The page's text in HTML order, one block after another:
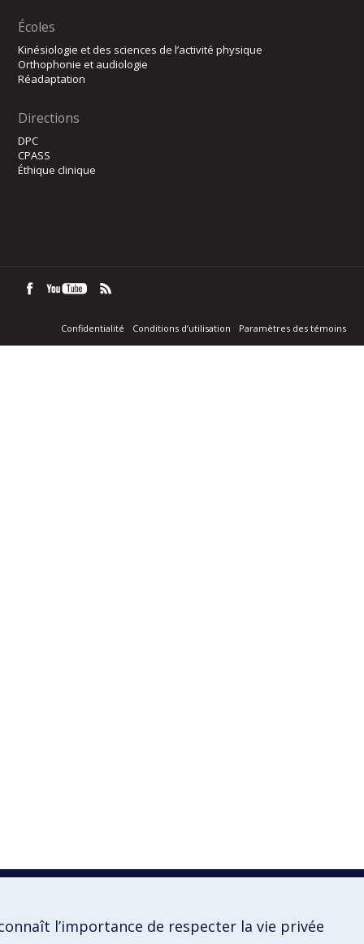
Écoles
Kinésiologie et des sciences de l’activité physique
Orthophonie et audiologie
Réadaptation
Directions
DPC
CPASS
Éthique clinique
Confidentialité Conditions d’utilisation Paramètres des témoins
l’importance de respecter la vie privée